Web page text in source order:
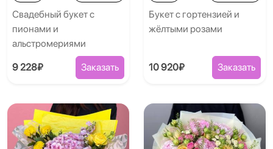
Свадебный букет с
пионами и
альстромериями
9 228₽ Заказать
Букет с гортензией и
жёлтыми розами
10 920₽ Заказать